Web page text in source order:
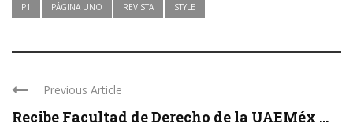
P1
PÁGINA UNO REVISTA STYLE
Previous Article
Recibe Facultad de Derecho de la UAEMéx ...